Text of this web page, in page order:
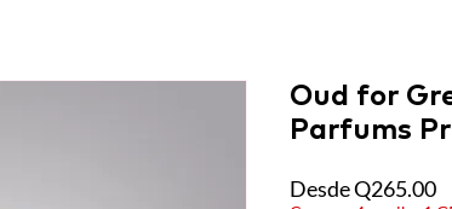
Oud for
Parfums
DesdeQ265.00